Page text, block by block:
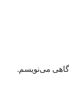
می‌نویسم.